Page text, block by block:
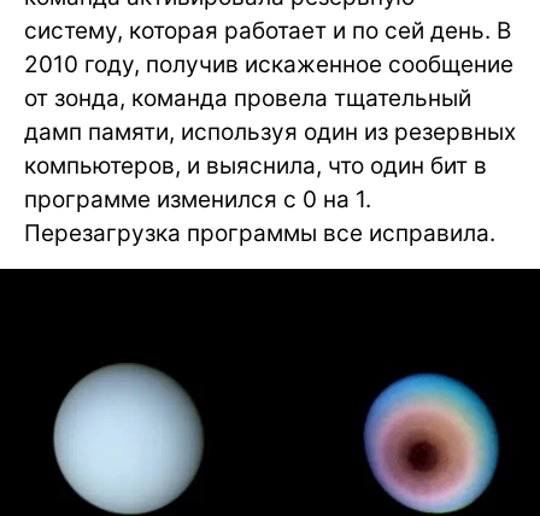
систему, которая работает и по сей день. В
2010 году, получив искаженное сообщение
от зонда, команда провела тщательный
дамп памяти, используя один из резервных
компьютеров, и выяснила, что один бит в
программе изменился с 0 на 1.
Перезагрузка программы все исправила.